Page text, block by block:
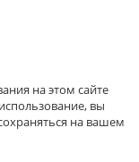
на этом сайте
вы
на вашем